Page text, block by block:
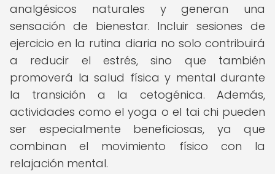
analgésicos naturales y generan una
sensación de bienestar. Incluir sesiones de
ejercicio en la rutina diaria no solo contribuirá
a reducir el estrés, sino que también
promoverá la salud física y mental durante
la transición a la cetogénica. Además,
actividades como el yoga o el tai chi pueden
ser especialmente beneficiosas, ya que
combinan el movimiento físico con la
relajación mental.